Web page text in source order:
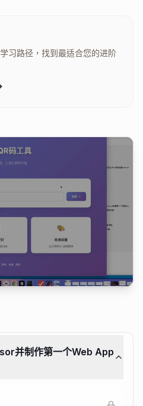
习路径，找到最适合您的进阶
并制作第一个Web App